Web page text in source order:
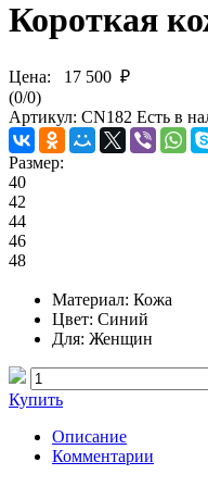
Короткая
Цена:
17 500 ₽
(0/0)
Артикул: CN182 Есть в
Размер:
40
42
44
46
48
Материал: Кожа
Цвет: Синий
Для: Женщин
Купить
Описание
Комментарии